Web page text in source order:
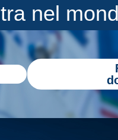
nel